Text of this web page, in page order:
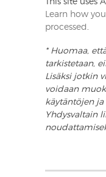
This site uses
Learn how
processed .
* Huomaa,
tarkistetaan,
Lisäksi jotkin
voidaan
käytäntöjen
Yhdysvaltain